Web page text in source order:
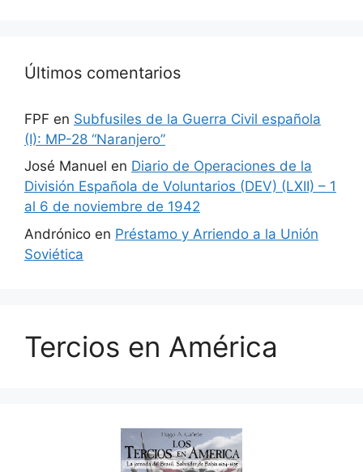
Últimos comentarios
FPF en Subfusiles de la Guerra Civil española
(I): MP-28 “Naranjero”
José Manuel en Diario de Operaciones de la
División Española de Voluntarios (DEV) (LXII) – 1
al 6 de noviembre de 1942
Andrónico en Préstamo y Arriendo a la Unión
Soviética
Tercios en América